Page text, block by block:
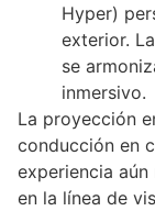
Hyper)
exterior.
se
inmersivo.
La proyección
conducción en
experiencia
en la línea de